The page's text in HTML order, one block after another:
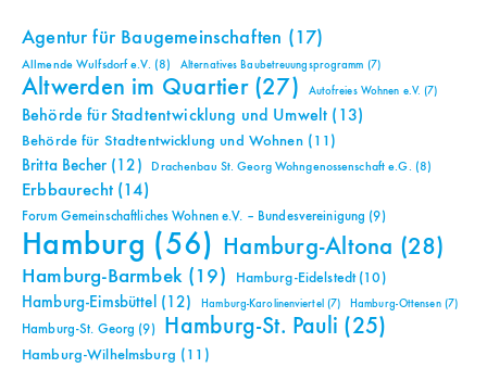
Agentur für Baugemeinschaften (17)
Allmende Wulfsdorf e.V. (8) Alternatives Baubetreuungsprogramm (7)
Altwerden im Quartier(27) Autofreies Wohnen e.V. (7)
Behörde für Stadtentwicklung und Umwelt (13)
Behörde für Stadtentwicklung und Wohnen(11)
Britta Becher(12) Drachenbau St. Georg Wohngenossenschaft e.G. (8)
Erbbaurecht(14)
Forum Gemeinschaftliches Wohnen e.V. – Bundesvereinigung (9)
Hamburg (56) Hamburg-Altona (28)
Hamburg-Barmbek(19) Hamburg-Eidelstedt(10)
Hamburg-Eimsbüttel (12) Hamburg-Karolinenviertel (7) Hamburg-Ottensen(7)
Hamburg-St. Georg (9) Hamburg-St. Pauli (25)
Hamburg-Wilhelmsburg (11)